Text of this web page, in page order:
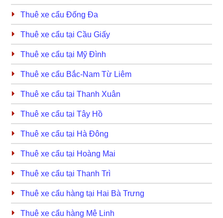
Thuê xe cẩu Đống Đa
Thuê xe cẩu tại Cầu Giấy
Thuê xe cẩu tại Mỹ Đình
Thuê xe cẩu Bắc-Nam Từ Liêm
Thuê xe cẩu tại Thanh Xuân
Thuê xe cẩu tại Tây Hồ
Thuê xe cẩu tại Hà Đông
Thuê xe cẩu tại Hoàng Mai
Thuê xe cẩu tại Thanh Trì
Thuê xe cẩu hàng tại Hai Bà Trưng
Thuê xe cẩu hàng Mê Linh